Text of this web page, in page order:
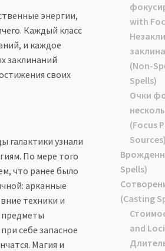
энергии,
Каждый класс
и каждое
заклинаний
своих
галактики узнали
По мере того
что ранее было
арканные
техники и
предметы
себе запасное
Магия и
with
(Non-
Spells)
Очки
(Focus
Sources)
Spells)
(Casting
and